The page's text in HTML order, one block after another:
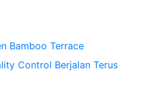
Bamboo Terrace
Control Berjalan Terus